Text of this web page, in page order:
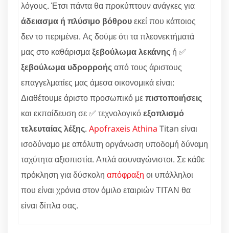
λόγους. Έτσι πάντα θα προκύπτουν ανάγκες για
άδειασμα ή πλύσιμο βόθρουεκεί που κάποιος
δεν το περιμένει. Ας δούμε ότι τα πλεονεκτήματά
μας στο καθάρισμαξεβούλωμα λεκάνης ή ✅
ξεβούλωμα υδρορροήςαπό τους άριστους
επαγγελματίες μας άμεσα οικονομικά είναι:
Διαθέτουμε άριστο προσωπικό μεπιστοποιήσεις
και εκπαίδευση σε ✅ τεχνολογικόεξοπλισμό
τελευταίας λέξης. Apofraxeis Athina Titan είναι
ισοδύναμο με απόλυτη οργάνωση υποδομή δύναμη
ταχύτητα αξιοπιστία. Απλά ασυναγώνιστοι. Σε κάθε
πρόκληση για δύσκολη απόφραξη οι υπάλληλοι
που είναι χρόνια στον όμιλο εταιριών ΤΙΤΑΝ θα
είναι δίπλα σας.